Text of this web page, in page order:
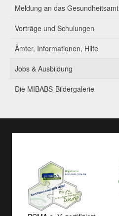
Meldung an das Gesundheitsamt
Vorträge und Schulungen
Ämter, Informationen, Hilfe
Jobs & Ausbildung
Die MIBABS-Bildergalerie